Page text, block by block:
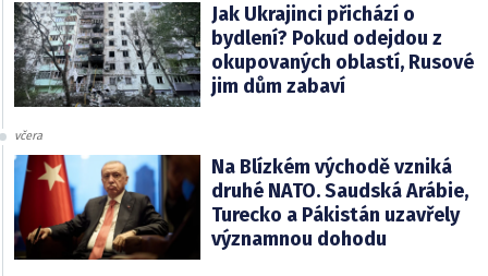
Jak Ukrajinci přichází o
bydlení? Pokud odejdou z
okupovaných oblastí, Rusové
jim dům zabaví
včera
Na Blízkém východě vzniká
druhé NATO. Saudská Arábie,
Turecko a Pákistán uzavřely
významnou dohodu